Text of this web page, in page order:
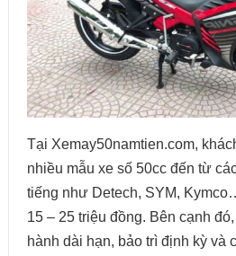
Tại Xemay50namtien.com,
nhiều mẫu xe số 50cc đến từ
tiếng như Detech, SYM,
15 – 25 triệu đồng. Bên cạnh
hành dài hạn, bảo trì định kỳ và